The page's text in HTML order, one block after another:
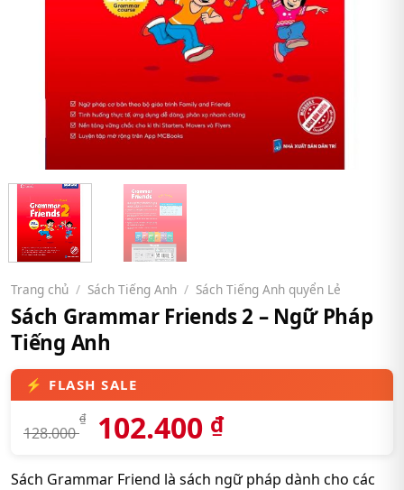
Trang chủ / Sách Tiếng Anh / Sách Tiếng Anh quyển Lẻ
Sách Grammar Friends 2 – Ngữ Pháp
Tiếng Anh
128.000
₫ 102.400 ₫
Sách Grammar Friend là sách ngữ pháp dành cho các